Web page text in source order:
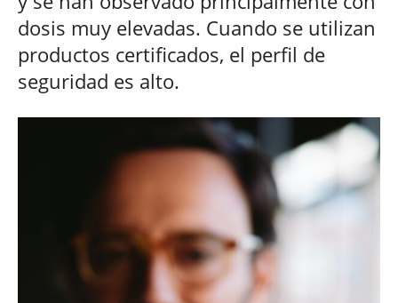
dosis muy elevadas. Cuando se utilizan
productos certificados, el perfil de
seguridad es alto.